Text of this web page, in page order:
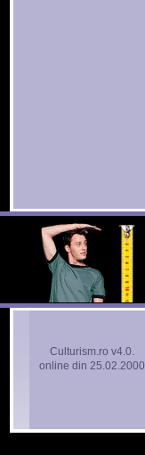
Culturism.ro v4.0.
online din 25.02.2000